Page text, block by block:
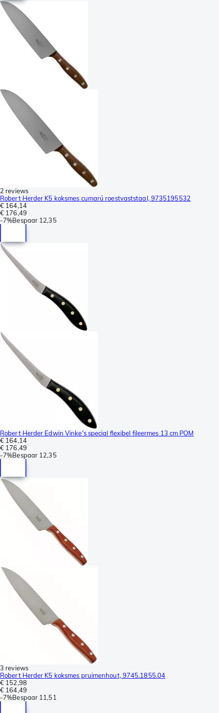
2 reviews
Robert Herder K5 koksmes cumarú roestvaststaal, 9735195532
€ 164,14
€ 176,49
-7%Bespaar 12,35
Robert Herder Edwin Vinke's special flexibel fileermes 13 cm POM
€ 164,14
€ 176,49
-7%Bespaar 12,35
3 reviews
Robert Herder K5 koksmes pruimenhout, 9745.1855.04
€ 152,98
€ 164,49
-7%Bespaar 11,51